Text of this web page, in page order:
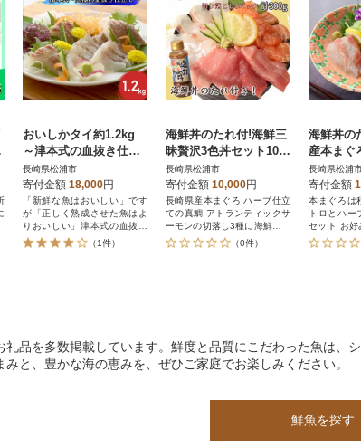
おいしかタイ約1.2kg
～津本式の血抜き仕立
て～
長崎県松浦市
寄付金額 18,000円
「新鮮な魚はおいしい」です
が「正しく熟成させた魚はよ
りおいしい」津本式の血抜き
仕立てでお届けします
（1件）
海鮮丼のたれ付!海鮮三
昧贅沢3色丼セット100
g×3パック
長崎県松浦市
寄付金額 10,000円
長崎県産本まぐろ ハーブ仕立
ての真鯛 アトランティックサ
ーモンの切落し3種に海鮮丼の
たれをセット
（0件）
海鮮丼の
産本まぐ
立ての真
種300g
長崎県松浦
寄付金額
本まぐろは
トロとハー
セット お好
けでアレン
礼品を多数掲載しています。鮮度と品質にこだわった魚は、
と、豊かな海の恵みを、ぜひご家庭でお楽しみください。
鮮魚を探す